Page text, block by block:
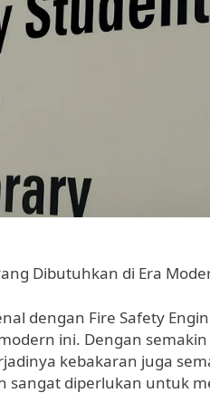
Dibutuhkan di Era
dengan Fire Safety
ini. Dengan semakin
kebakaran juga
sangat diperlukan untuk